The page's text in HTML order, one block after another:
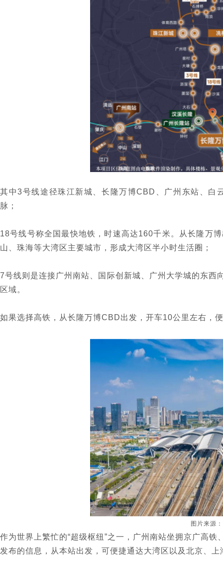
其中3号线途径珠江新城、长隆万博CBD、广州东站、
脉；
18号线号称全国最快地铁，时速高达160千米。从长隆万
山、珠海等大湾区主要城市，形成大湾区半小时生活圈；
7号线则是连接广州南站、国际创新城、广州大学城的东
区域。
如果选择高铁，从长隆万博CBD出发，开车10公里左右，
图片来源
作为世界上繁忙的“超级枢纽”之一，广州南站坐拥京广高
发布的信息， 从本站出发，可便捷通达大湾区以及北京、